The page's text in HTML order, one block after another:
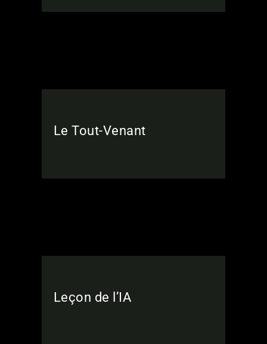
Le Tout-Venant
Leçon de l’IA